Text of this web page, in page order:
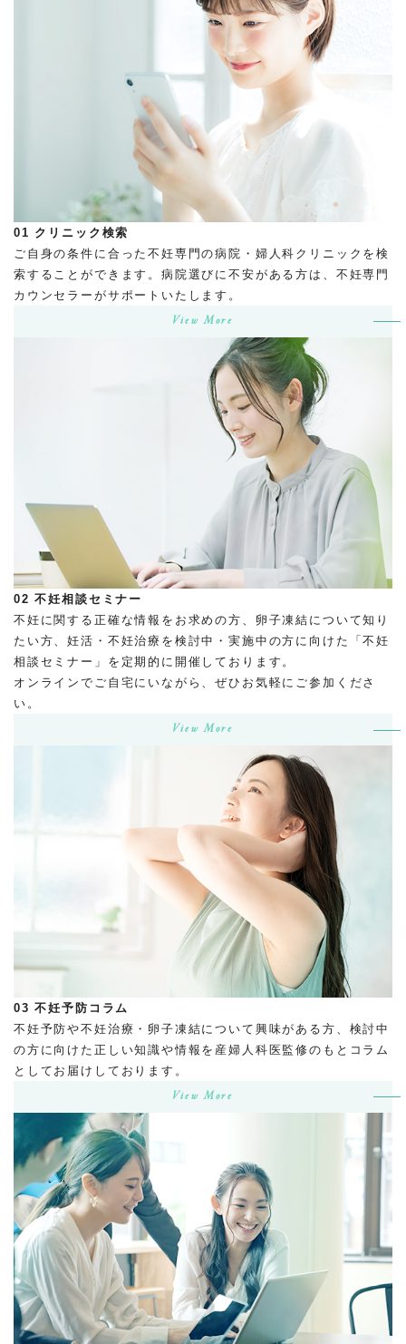
01 クリニック検索
ご自身の条件に合った不妊専門の病院・婦人科クリニックを検
索することができます。病院選びに不安がある方は、不妊専門
カウンセラーがサポートいたします。
View More
02 不妊相談セミナー
不妊に関する正確な情報をお求めの方、卵子凍結について知り
たい方、妊活・不妊治療を検討中・実施中の方に向けた「不妊
相談セミナー」を定期的に開催しております。
オンラインでご自宅にいながら、ぜひお気軽にご参加くださ
い。
View More
03 不妊予防コラム
不妊予防や不妊治療・卵子凍結について興味がある方、検討中
の方に向けた正しい知識や情報を産婦人科医監修のもとコラム
としてお届けしております。
View More